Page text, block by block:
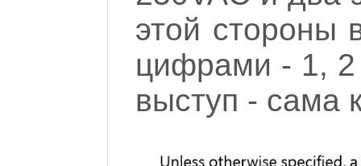
этой стороны
цифрами - 1,
выступ - сама